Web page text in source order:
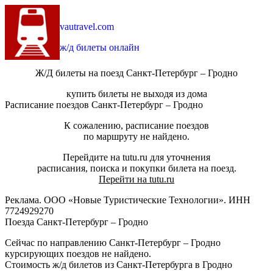
vautravel.com
ж/д билеты онлайн
Ж/Д билеты на поезд Санкт-Петербург – Гродно
купить билеты не выходя из дома
Расписание поездов Санкт-Петербург – Гродно
К сожалению, расписание поездов
по маршруту не найдено.
Перейдите на tutu.ru для уточнения
расписания, поиска и покупки билета на поезд.
Перейти на tutu.ru
Реклама. ООО «Новые Туристические Технологии». ИНН
7724929270
Поезда Санкт-Петербург – Гродно
Сейчас по направлению Санкт-Петербург – Гродно
курсирующих поездов не найдено.
Стоимость ж/д билетов из Санкт-Петербурга в Гродно